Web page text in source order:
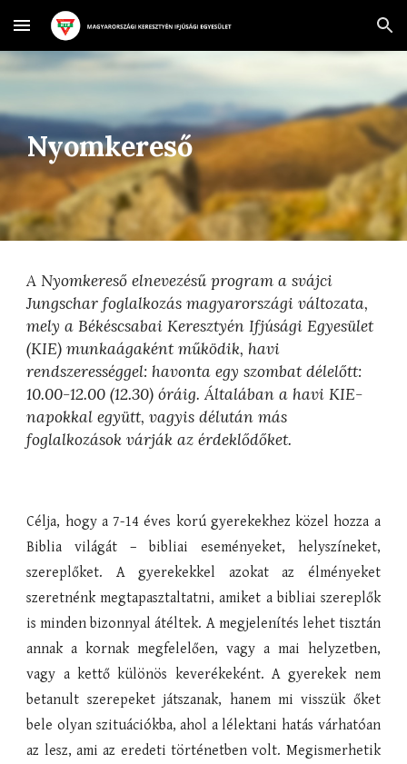
Skip to main content Skip to navigation
Nyomkereső
A Nyomkereső elnevezésű program a svájci
Jungschar foglalkozás magyarországi változata,
mely a Békéscsabai Keresztyén Ifjúsági Egyesület
(KIE) munkaágaként működik, havi
rendszerességgel: havonta egy szombat délelőtt:
10.00-12.00 (12.30) óráig. Általában a havi KIE-
napokkal együtt, vagyis délután más
foglalkozások várják az érdeklődőket.
Célja, hogy a 7-14 éves korú gyerekekhez közel hozza a
Biblia világát – bibliai eseményeket, helyszíneket,
szereplőket. A gyerekekkel azokat az élményeket
szeretnénk megtapasztaltatni, amiket a bibliai szereplők
is minden bizonnyal átéltek. A megjelenítés lehet tisztán
annak a kornak megfelelően, vagy a mai helyzetben,
vagy a kettő különös keverékeként. A gyerekek nem
betanult szerepeket játszanak, hanem mi visszük őket
bele olyan szituációkba, ahol a lélektani hatás várhatóan
az lesz, ami az eredeti történetben volt. Megismerhetik